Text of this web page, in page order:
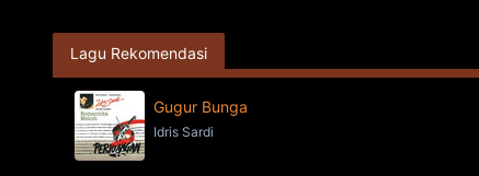
Lagu Rekomendasi
Gugur Bunga
Idris Sardi